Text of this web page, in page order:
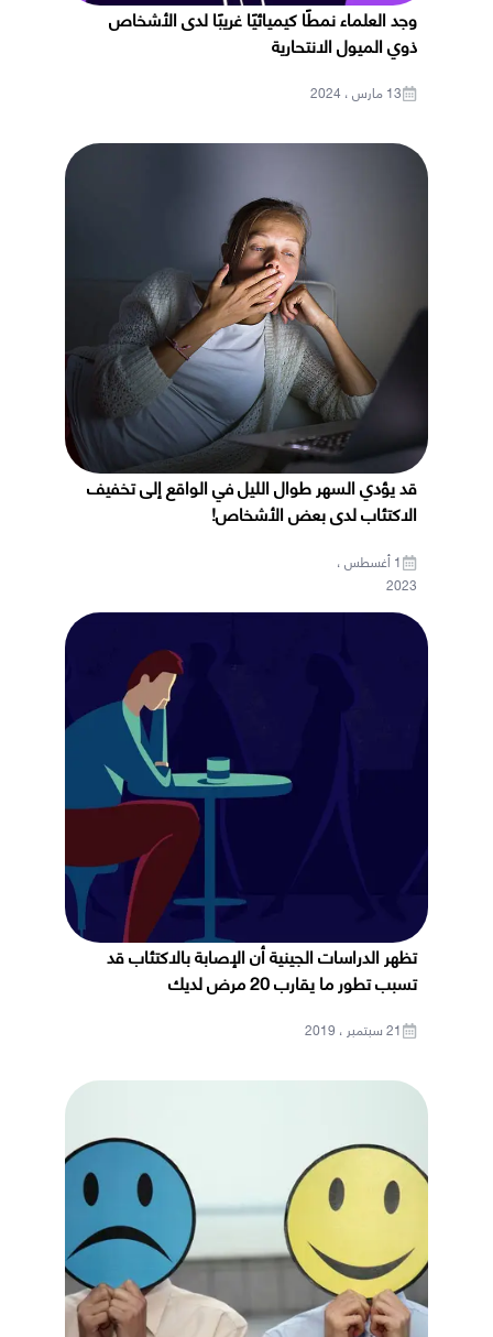
وجد العلماء نمطًا كيميائيًا غريبًا لدى الأشخاص
ذوي الميول الانتحارية
13 مارس ، 2024
قد يؤدي السهر طوال الليل في الواقع إلى تخفيف
الاكتئاب لدى بعض الأشخاص!
1 أغسطس ،
2023
تظهر الدراسات الجينية أن الإصابة بالاكتئاب قد
تسبب تطور ما يقارب 20 مرض لديك
21 سبتمبر ، 2019